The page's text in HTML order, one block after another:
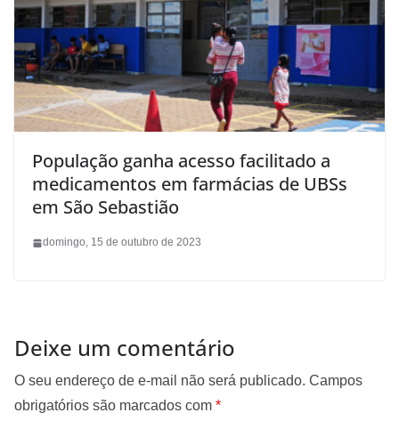
População ganha acesso facilitado a
medicamentos em farmácias de UBSs
em São Sebastião
domingo, 15 de outubro de 2023
Deixe um comentário
O seu endereço de e-mail não será publicado. Campos
obrigatórios são marcados com *